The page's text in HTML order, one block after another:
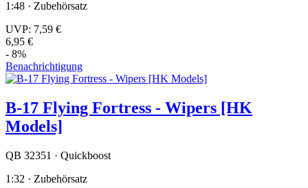
1:48 · Zubehörsatz
UVP: 7,59 €
6,95 €
- 8%
Benachrichtigung
B-17 Flying Fortress - Wipers [HK
Models]
QB 32351 · Quickboost
1:32 · Zubehörsatz